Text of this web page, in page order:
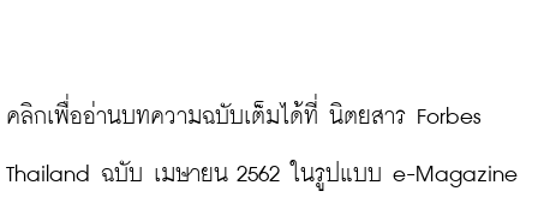
คลิกเพื่ออ่านบทความฉบับเต็มได้ที่ นิตยสาร Forbes
Thailand ฉบับ เมษายน 2562 ในรูปแบบ e-Magazine